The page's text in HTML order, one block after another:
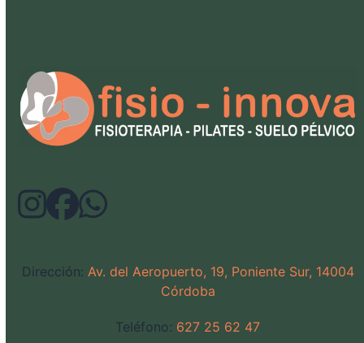
Dirección: Av. del Aeropuerto, 19, Poniente Sur, 14004
Córdoba
Teléfono: 627 25 62 47